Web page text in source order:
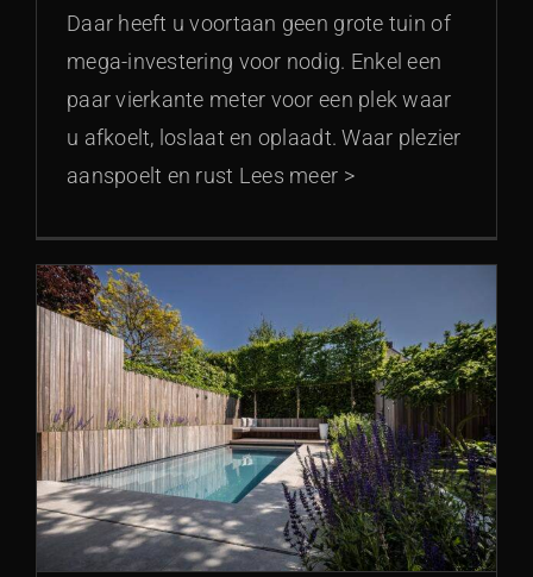
Daar heeft u voortaan geen grote tuin of
mega-investering voor nodig. Enkel een
paar vierkante meter voor een plek waar
u afkoelt, loslaat en oplaadt. Waar plezier
aanspoelt en rust Lees meer >